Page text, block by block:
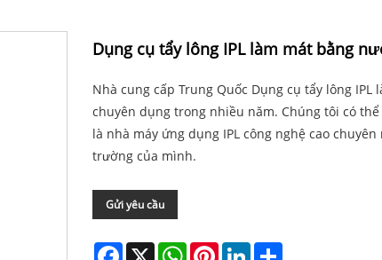
Dụng cụ tẩy lông IPL làm mát bằng
Nhà cung cấp Trung Quốc Dụng cụ tẩy lông
chuyên dụng trong nhiều năm. Chúng tôi có
là nhà máy ứng dụng IPL công nghệ cao
trường của mình.
Gửi yêu cầu
Facebook
X WhatsAppPinterestLinkedInShare